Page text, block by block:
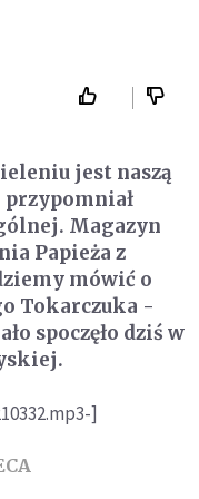
jest naszą
przypomniał
Magazyn
Papieża z
mówić o
Tokarczuka -
spoczęło dziś w
]